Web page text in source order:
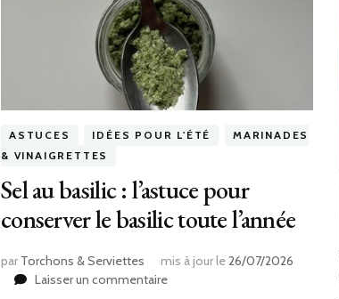
ASTUCES IDÉES POUR L'ÉTÉ
MARINADES
& VINAIGRETTES
Sel au basilic : l’astuce pour
conserver le basilic toute l’année
par Torchons & Serviettes mis à jour le26/07/2026
Laisser un commentairesur